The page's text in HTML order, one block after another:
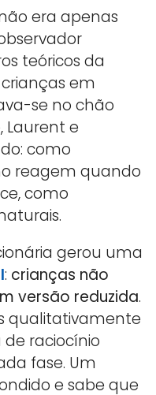
era apenas
teóricos da
em
se no chão
Laurent e
como
reagem quando
como
gerou uma
: crianças não
versão reduzida.
qualitativamente
raciocínio
fase. Um
e sabe que